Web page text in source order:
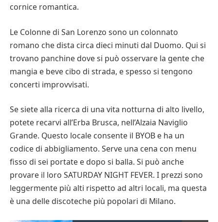
cornice romantica.
Le Colonne di San Lorenzo sono un colonnato
romano che dista circa dieci minuti dal Duomo. Qui si
trovano panchine dove si può osservare la gente che
mangia e beve cibo di strada, e spesso si tengono
concerti improvvisati.
Se siete alla ricerca di una vita notturna di alto livello,
potete recarvi all’Erba Brusca, nell’Alzaia Naviglio
Grande. Questo locale consente il BYOB e ha un
codice di abbigliamento. Serve una cena con menu
fisso di sei portate e dopo si balla. Si può anche
provare il loro SATURDAY NIGHT FEVER. I prezzi sono
leggermente più alti rispetto ad altri locali, ma questa
è una delle discoteche più popolari di Milano.